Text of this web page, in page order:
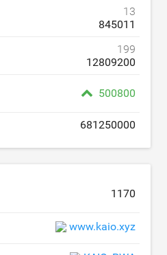
13
845011
199
12809200
500800
681250000
1170
www.kaio.xyz